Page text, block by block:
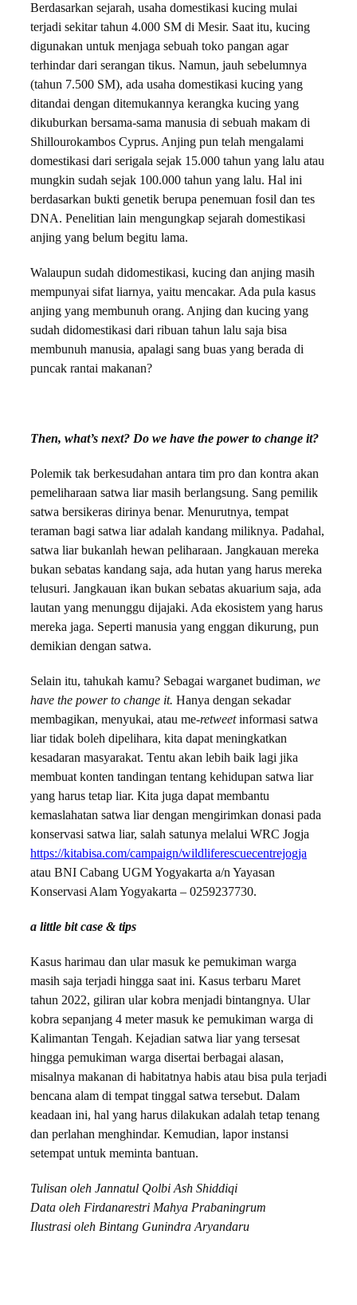
Berdasarkan sejarah, usaha domestikasi kucing mulai
terjadi sekitar tahun 4.000 SM di Mesir. Saat itu, kucing
digunakan untuk menjaga sebuah toko pangan agar
terhindar dari serangan tikus. Namun, jauh sebelumnya
(tahun 7.500 SM), ada usaha domestikasi kucing yang
ditandai dengan ditemukannya kerangka kucing yang
dikuburkan bersama-sama manusia di sebuah makam di
Shillourokambos Cyprus. Anjing pun telah mengalami
domestikasi dari serigala sejak 15.000 tahun yang lalu atau
mungkin sudah sejak 100.000 tahun yang lalu. Hal ini
berdasarkan bukti genetik berupa penemuan fosil dan tes
DNA. Penelitian lain mengungkap sejarah domestikasi
anjing yang belum begitu lama.
Walaupun sudah didomestikasi, kucing dan anjing masih
mempunyai sifat liarnya, yaitu mencakar. Ada pula kasus
anjing yang membunuh orang. Anjing dan kucing yang
sudah didomestikasi dari ribuan tahun lalu saja bisa
membunuh manusia, apalagi sang buas yang berada di
puncak rantai makanan?
Then, what’s next? Do we have the power to change it?
Polemik tak berkesudahan antara tim pro dan kontra akan
pemeliharaan satwa liar masih berlangsung. Sang pemilik
satwa bersikeras dirinya benar. Menurutnya, tempat
teraman bagi satwa liar adalah kandang miliknya. Padahal,
satwa liar bukanlah hewan peliharaan. Jangkauan mereka
bukan sebatas kandang saja, ada hutan yang harus mereka
telusuri. Jangkauan ikan bukan sebatas akuarium saja, ada
lautan yang menunggu dijajaki. Ada ekosistem yang harus
mereka jaga. Seperti manusia yang enggan dikurung, pun
demikian dengan satwa.
Selain itu, tahukah kamu? Sebagai warganet budiman, we
have the power to change it. Hanya dengan sekadar
membagikan, menyukai, atau me-retweetinformasi satwa
liar tidak boleh dipelihara, kita dapat meningkatkan
kesadaran masyarakat. Tentu akan lebih baik lagi jika
membuat konten tandingan tentang kehidupan satwa liar
yang harus tetap liar. Kita juga dapat membantu
kemaslahatan satwa liar dengan mengirimkan donasi pada
konservasi satwa liar, salah satunya melalui WRC Jogja
https://kitabisa.com/campaign/wildliferescuecentrejogja
atau BNI Cabang UGM Yogyakarta a/n Yayasan
Konservasi Alam Yogyakarta – 0259237730.
a little bit case & tips
Kasus harimau dan ular masuk ke pemukiman warga
masih saja terjadi hingga saat ini. Kasus terbaru Maret
tahun 2022, giliran ular kobra menjadi bintangnya. Ular
kobra sepanjang 4 meter masuk ke pemukiman warga di
Kalimantan Tengah. Kejadian satwa liar yang tersesat
hingga pemukiman warga disertai berbagai alasan,
misalnya makanan di habitatnya habis atau bisa pula terjadi
bencana alam di tempat tinggal satwa tersebut. Dalam
keadaan ini, hal yang harus dilakukan adalah tetap tenang
dan perlahan menghindar. Kemudian, lapor instansi
setempat untuk meminta bantuan.
Tulisan oleh Jannatul Qolbi Ash Shiddiqi
Data oleh Firdanarestri Mahya Prabaningrum
Ilustrasi oleh Bintang Gunindra Aryandaru